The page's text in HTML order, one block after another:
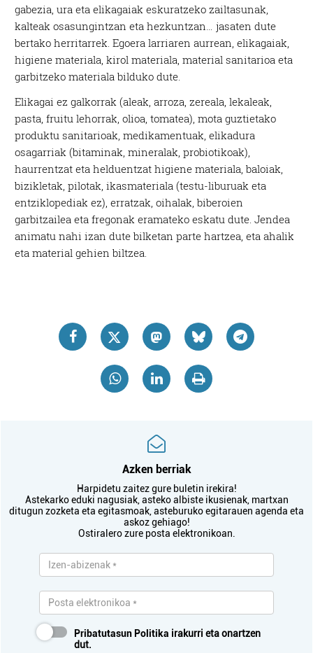
gabezia, ura eta elikagaiak eskuratzeko zailtasunak,
kalteak osasungintzan eta hezkuntzan… jasaten dute
bertako herritarrek. Egoera larriaren aurrean, elikagaiak,
higiene materiala, kirol materiala, material sanitarioa eta
garbitzeko materiala bilduko dute.
Elikagai ez galkorrak (aleak, arroza, zereala, lekaleak,
pasta, fruitu lehorrak, olioa, tomatea), mota guztietako
produktu sanitarioak, medikamentuak, elikadura
osagarriak (bitaminak, mineralak, probiotikoak),
haurrentzat eta helduentzat higiene materiala, baloiak,
bizikletak, pilotak, ikasmateriala (testu-liburuak eta
entziklopediak ez), erratzak, oihalak, biberoien
garbitzailea eta fregonak eramateko eskatu dute. Jendea
animatu nahi izan dute bilketan parte hartzea, eta ahalik
eta material gehien biltzea.
Azken berriak
Harpidetu zaitez gure buletin irekira!
Astekarko eduki nagusiak, asteko albiste ikusienak, martxan
ditugun zozketa eta egitasmoak, asteburuko egitarauen agenda eta
askoz gehiago!
Ostiralero zure posta elektronikoan.
Pribatutasun Politika irakurri eta onartzen
dut.